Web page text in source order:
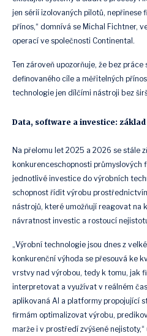
jen sérií izolovaných pilotů, nepřinese
přínos,“ domnívá se Michal Fichtner,
operací ve společnosti Continental.
Ten zároveň upozorňuje, že bez
definovaného cíle a měřitelných
technologie jen dílčími nástroji bez
Data, software a investice:
Na přelomu let 2025 a 2026 se stále
konkurenceschopnosti
jednotlivé investice do výrobních
schopnost řídit výrobu
nástrojů, které umožňují reagovat na
návratnost investic a rostoucí
„Výrobní technologie jsou dnes z
konkurenční výhoda se přesouvá ke
vrstvy nad výrobou, tedy k tomu, jak
interpretovat a využívat v reálném
aplikovaná AI a platformy propojující
firmám optimalizovat výrobu,
marže i v prostředí zvýšené nejistoty,“